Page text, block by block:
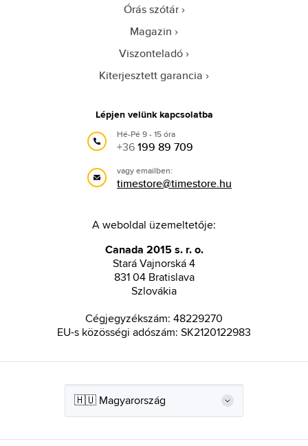
Órás szótár
Magazin
Viszonteladó
Kiterjesztett garancia
Lépjen velünk kapcsolatba
Hé-Pé 9 - 15 óra
+36199 89 709
vagy emailben:
timestore@timestore.hu
A weboldal üzemeltetője:
Canada 2015 s. r. o.
Stará Vajnorská 4
831 04 Bratislava
Szlovákia
Cégjegyzékszám: 48229270
EU-s közösségi adószám: SK2120122983